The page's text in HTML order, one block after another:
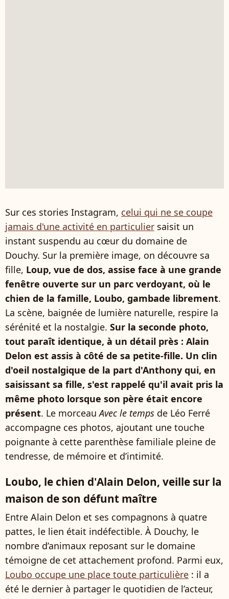
Sur ces stories Instagram, celui qui ne se coupe
jamais d'une activité en particulier saisit un
instant suspendu au cœur du domaine de
Douchy. Sur la première image, on découvre sa
fille, Loup, vue de dos, assise face à une grande
fenêtre ouverte sur un parc verdoyant, où le
chien de la famille, Loubo, gambade librement.
La scène, baignée de lumière naturelle, respire la
sérénité et la nostalgie. Sur la seconde photo,
tout paraît identique, à un détail près : Alain
Delon est assis à côté de sa petite-fille. Un clin
d'oeil nostalgique de la part d'Anthony qui, en
saisissant sa fille, s'est rappelé qu'il avait pris la
même photo lorsque son père était encore
présent. Le morceauAvec le temps de Léo Ferré
accompagne ces photos, ajoutant une touche
poignante à cette parenthèse familiale pleine de
tendresse, de mémoire et d’intimité.
Loubo, le chien d'Alain Delon, veille sur la
maison de son défunt maître
Entre Alain Delon et ses compagnons à quatre
pattes, le lien était indéfectible. À Douchy, le
nombre d’animaux reposant sur le domaine
témoigne de cet attachement profond. Parmi eux,
Loubo occupe une place toute particulière : il a
été le dernier à partager le quotidien de l’acteur,